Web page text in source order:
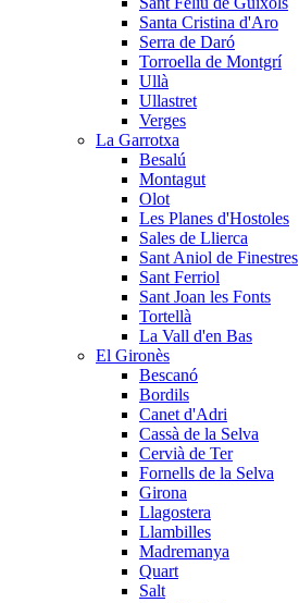
Santa Cristina d'Aro
Serra de Daró
Torroella de Montgrí
Ullà
Ullastret
Verges
La Garrotxa
Besalú
Montagut
Olot
Les Planes d'Hostoles
Sales de Llierca
Sant Aniol de Finestres
Sant Ferriol
Sant Joan les Fonts
Tortellà
La Vall d'en Bas
El Gironès
Bescanó
Bordils
Canet d'Adri
Cassà de la Selva
Cervià de Ter
Fornells de la Selva
Girona
Llagostera
Llambilles
Madremanya
Quart
Salt